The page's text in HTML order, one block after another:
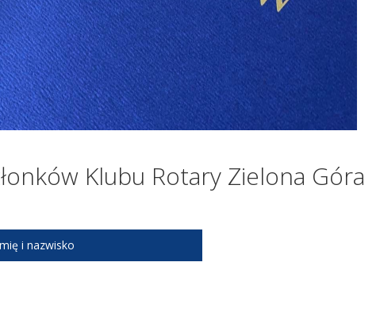
Klubu Rotary Zielona Góra
i nazwisko